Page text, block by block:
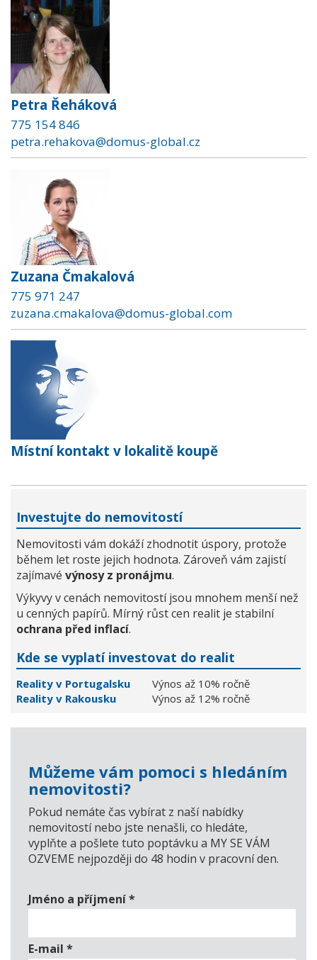
Petra Řeháková
775 154 846
petra.rehakova@domus-global.cz
Zuzana Čmakalová
775 971 247
zuzana.cmakalova@domus-global.com
Místní kontakt v lokalitě koupě
Investujte do nemovitostí
Nemovitosti vám dokáží zhodnotit úspory, protože
během let roste jejich hodnota. Zároveň vám zajistí
zajímavé výnosy z pronájmu.
Výkyvy v cenách nemovitostí jsou mnohem menší než
u cenných papírů. Mírný růst cen realit je stabilní
ochrana před inflací.
Kde se vyplatí investovat do realit
Reality v Portugalsku
Výnos až 10% ročně
Reality v Rakousku
Výnos až 12% ročně
Můžeme vám pomoci s hledáním
nemovitosti?
Pokud nemáte čas vybírat z naší nabídky
nemovitostí nebo jste nenašli, co hledáte,
vyplňte a pošlete tuto poptávku a MY SE VÁM
OZVEME nejpozději do 48 hodin v pracovní den.
Jméno a příjmení*
E-mail *